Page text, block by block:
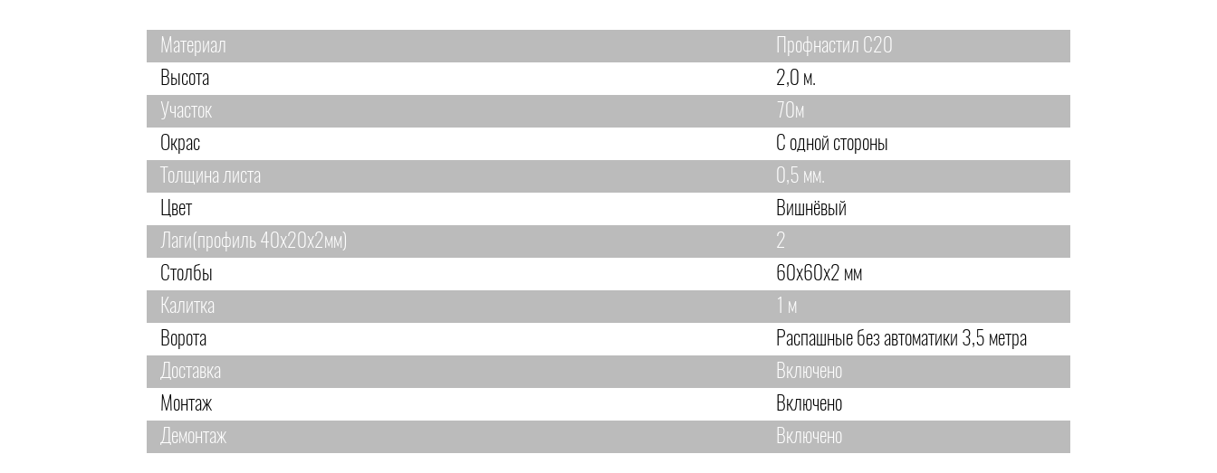
Материал
Профнастил С20
Высота
2,0 м.
Участок
70м
Окрас
С одной стороны
Толщина листа
0,5 мм.
Цвет
Вишнёвый
Лаги(профиль 40х20х2мм)
2
Столбы
60х60х2 мм
Калитка
1 м
Ворота
Распашные без автоматики 3,5 метра
Доставка
Включено
Монтаж
Включено
Демонтаж
Включено